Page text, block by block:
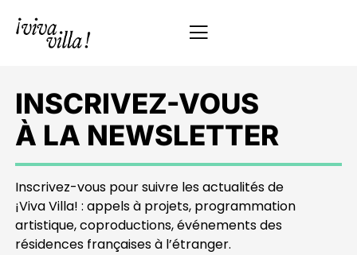
INSCRIVEZ-VOUS
À LA NEWSLETTER
Inscrivez-vous pour suivre les actualités de
¡Viva Villa! : appels à projets, programmation
artistique, coproductions, événements des
résidences françaises à l’étranger.